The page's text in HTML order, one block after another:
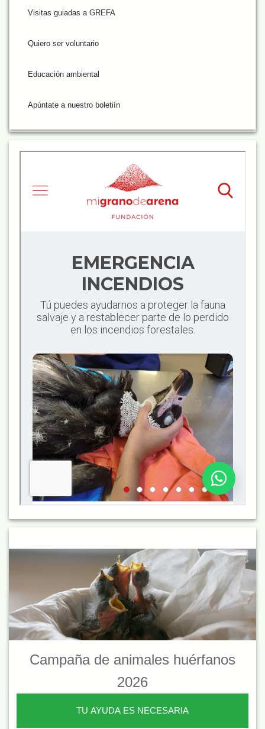
Visitas guiadas a GREFA
Quiero ser voluntario
Educación ambiental
Apúntate a nuestro boletiín
Campaña de animales huérfanos
2026
TU AYUDA ES NECESARIA